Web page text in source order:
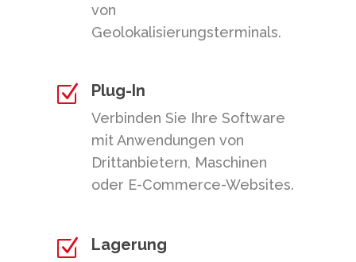
von
Geolokalisierungsterminals.
Z Plug-In
Verbinden Sie Ihre Software
mit Anwendungen von
Drittanbietern, Maschinen
oder E-Commerce-Websites.
Z Lagerung